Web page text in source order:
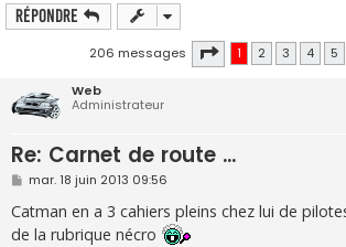
Répondre
206 messages Page 1sur9
1 2 3 4 5
Web
Administrateur
Re: Carnet de route ...
M
s
s
a
mar. 18 juin 2013 09:56
Catman en a 3 cahiers pleins chez lui de
de la rubrique nécro